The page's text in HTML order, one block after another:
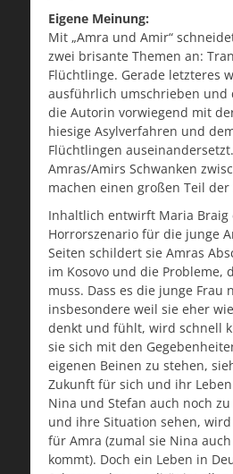
Eigene Meinung:
Mit „Amra und Amir“
zwei brisante Themen an:
Flüchtlinge. Gerade letzteres
ausführlich umschrieben und
die Autorin vorwiegend mit
hiesige Asylverfahren und
Flüchtlingen
Amras/Amirs Schwanken
machen einen großen Teil der
Inhaltlich entwirft Maria Braig
Horrorszenario für die junge
Seiten schildert sie Amras
im Kosovo und die Probleme,
muss. Dass es die junge Frau
insbesondere weil sie eher
denkt und fühlt, wird schnell
sie sich mit den
eigenen Beinen zu stehen,
Zukunft für sich und ihr
Nina und Stefan auch noch
und ihre Situation sehen,
für Amra (zumal sie Nina
kommt). Doch ein Leben in